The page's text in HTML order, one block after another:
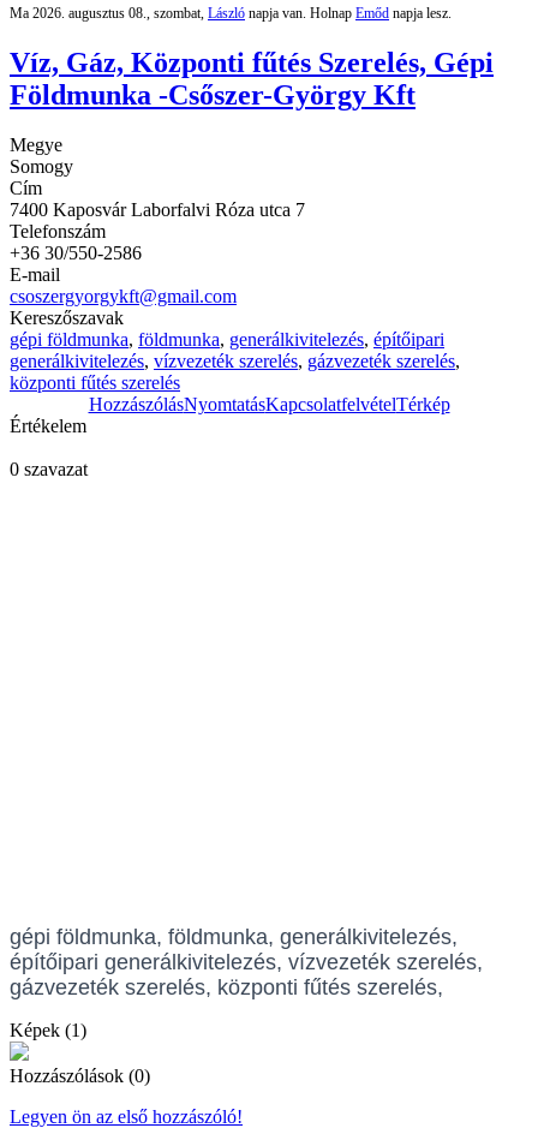
Ma 2026. augusztus 08., szombat, László napja van. Holnap Emőd napja lesz.
Víz, Gáz, Központi fűtés Szerelés, Gépi
Földmunka -Csőszer-György Kft
Megye
Somogy
Cím
7400 Kaposvár Laborfalvi Róza utca 7
Telefonszám
+36 30/550-2586
E-mail
csoszergyorgykft@gmail.com
Kereszőszavak
gépi földmunka, földmunka, generálkivitelezés, építőipari
generálkivitelezés, vízvezeték szerelés, gázvezeték szerelés,
központi fűtés szerelés
HozzászólásNyomtatásKapcsolatfelvételTérkép
Értékelem
0 szavazat
gépi földmunka, földmunka, generálkivitelezés,
építőipari generálkivitelezés, vízvezeték szerelés,
gázvezeték szerelés, központi fűtés szerelés,
Képek (1)
Hozzászólások (0)
Legyen ön az első hozzászóló!